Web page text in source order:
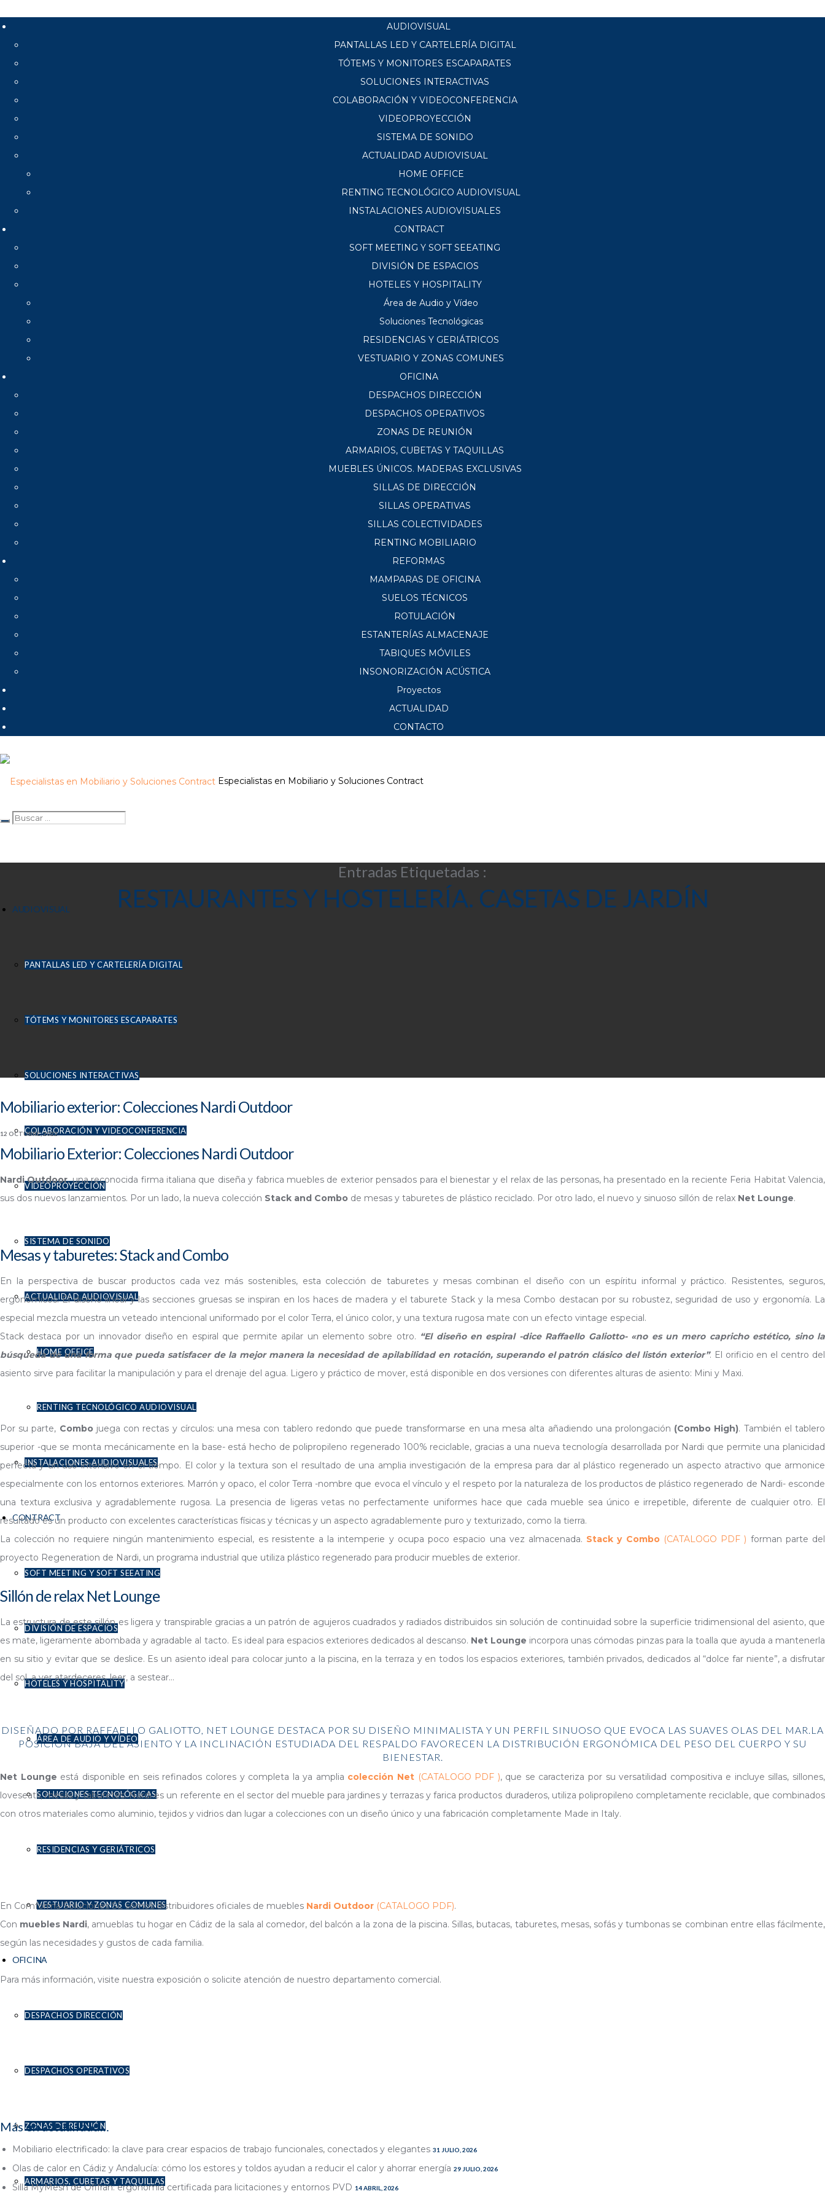
AUDIOVISUAL
PANTALLAS LED Y CARTELERÍA DIGITAL
TÓTEMS Y MONITORES ESCAPARATES
SOLUCIONES INTERACTIVAS
COLABORACIÓN Y VIDEOCONFERENCIA
VIDEOPROYECCIÓN
SISTEMA DE SONIDO
ACTUALIDAD AUDIOVISUAL
HOME OFFICE
RENTING TECNOLÓGICO AUDIOVISUAL
INSTALACIONES AUDIOVISUALES
CONTRACT
SOFT MEETING Y SOFT SEEATING
DIVISIÓN DE ESPACIOS
HOTELES Y HOSPITALITY
Área de Audio y Vídeo
Soluciones Tecnológicas
RESIDENCIAS Y GERIÁTRICOS
VESTUARIO Y ZONAS COMUNES
OFICINA
DESPACHOS DIRECCIÓN
DESPACHOS OPERATIVOS
ZONAS DE REUNIÓN
ARMARIOS, CUBETAS Y TAQUILLAS
MUEBLES ÚNICOS. MADERAS EXCLUSIVAS
SILLAS DE DIRECCIÓN
SILLAS OPERATIVAS
SILLAS COLECTIVIDADES
RENTING MOBILIARIO
REFORMAS
MAMPARAS DE OFICINA
SUELOS TÉCNICOS
ROTULACIÓN
ESTANTERÍAS ALMACENAJE
TABIQUES MÓVILES
INSONORIZACIÓN ACÚSTICA
Proyectos
ACTUALIDAD
CONTACTO
Especialistas en Mobiliario y Soluciones Contract
AUDIOVISUAL
PANTALLAS LED Y CARTELERÍA DIGITAL
TÓTEMS Y MONITORES ESCAPARATES
SOLUCIONES INTERACTIVAS
COLABORACIÓN Y VIDEOCONFERENCIA
VIDEOPROYECCIÓN
SISTEMA DE SONIDO
ACTUALIDAD AUDIOVISUAL
HOME OFFICE
RENTING TECNOLÓGICO AUDIOVISUAL
INSTALACIONES AUDIOVISUALES
CONTRACT
SOFT MEETING Y SOFT SEEATING
DIVISIÓN DE ESPACIOS
HOTELES Y HOSPITALITY
ÁREA DE AUDIO Y VÍDEO
SOLUCIONES TECNOLÓGICAS
RESIDENCIAS Y GERIÁTRICOS
VESTUARIO Y ZONAS COMUNES
OFICINA
DESPACHOS DIRECCIÓN
DESPACHOS OPERATIVOS
ZONAS DE REUNIÓN
ARMARIOS, CUBETAS Y TAQUILLAS
Entradas Etiquetadas :
RESTAURANTES Y HOSTELERÍA. CASETAS DE JARDÍN
Mobiliario exterior: Colecciones Nardi Outdoor
12 OCTUBRE, 2022
Mobiliario Exterior: Colecciones Nardi Outdoor
Nardi Outdoor, una reconocida firma italiana que diseña y fabrica muebles de exterior pensados para el bienestar y el relax de las personas, ha presentado en la reciente Feria Habitat Valencia,
sus dos nuevos lanzamientos. Por un lado, la nueva colección Stack and Combo de mesas y taburetes de plástico reciclado. Por otro lado, el nuevo y sinuoso sillón de relax Net Lounge.
Mesas y taburetes: Stack and Combo
En la perspectiva de buscar productos cada vez más sostenibles, esta colección de taburetes y mesas combinan el diseño con un espíritu informal y práctico. Resistentes, seguros,
ergonómicos. El diseño lineal y las secciones gruesas se inspiran en los haces de madera y el taburete Stack y la mesa Combo destacan por su robustez, seguridad de uso y ergonomía. La
especial mezcla muestra un veteado intencional uniformado por el color Terra, el único color, y una textura rugosa mate con un efecto vintage especial.
Stack destaca por un innovador diseño en espiral que permite apilar un elemento sobre otro. “El diseño en espiral -dice Raffaello Galiotto- «no es un mero capricho estético, sino la
búsqueda de una forma que pueda satisfacer de la mejor manera la necesidad de apilabilidad en rotación, superando el patrón clásico del listón exterior”. El orificio en el centro del
asiento sirve para facilitar la manipulación y para el drenaje del agua. Ligero y práctico de mover, está disponible en dos versiones con diferentes alturas de asiento: Mini y Maxi.
Por su parte, Combo juega con rectas y círculos: una mesa con tablero redondo que puede transformarse en una mesa alta añadiendo una prolongación (Combo High). También el tablero
superior -que se monta mecánicamente en la base- está hecho de polipropileno regenerado 100% reciclable, gracias a una nueva tecnología desarrollada por Nardi que permite una planicidad
perfecta y un uso intensivo en el tiempo. El color y la textura son el resultado de una amplia investigación de la empresa para dar al plástico regenerado un aspecto atractivo que armonice
especialmente con los entornos exteriores. Marrón y opaco, el color Terra -nombre que evoca el vínculo y el respeto por la naturaleza de los productos de plástico regenerado de Nardi- esconde
una textura exclusiva y agradablemente rugosa. La presencia de ligeras vetas no perfectamente uniformes hace que cada mueble sea único e irrepetible, diferente de cualquier otro. El
resultado es un producto con excelentes características físicas y técnicas y un aspecto agradablemente puro y texturizado, como la tierra.
La colección no requiere ningún mantenimiento especial, es resistente a la intemperie y ocupa poco espacio una vez almacenada. Stack y Combo(CATALOGO PDF ) forman parte del
proyecto Regeneration de Nardi, un programa industrial que utiliza plástico regenerado para producir muebles de exterior.
Sillón de relax Net Lounge
La estructura de este sillón es ligera y transpirable gracias a un patrón de agujeros cuadrados y radiados distribuidos sin solución de continuidad sobre la superficie tridimensional del asiento, que
es mate, ligeramente abombada y agradable al tacto. Es ideal para espacios exteriores dedicados al descanso. Net Lounge incorpora unas cómodas pinzas para la toalla que ayuda a mantenerla
en su sitio y evitar que se deslice. Es un asiento ideal para colocar junto a la piscina, en la terraza y en todos los espacios exteriores, también privados, dedicados al “dolce far niente”, a disfrutar
del sol, a ver atardeceres, leer, a sestear…
DISEÑADO POR RAFFAELLO GALIOTTO, NET LOUNGE DESTACA POR SU DISEÑO MINIMALISTA Y UN PERFIL SINUOSO QUE EVOCA LAS SUAVES OLAS DEL MAR.LA
POSICIÓN BAJA DEL ASIENTO Y LA INCLINACIÓN ESTUDIADA DEL RESPALDO FAVORECEN LA DISTRIBUCIÓN ERGONÓMICA DEL PESO DEL CUERPO Y SU
BIENESTAR.
Net Lounge está disponible en seis refinados colores y completa la ya amplia colección Net (CATALOGO PDF ), que se caracteriza por su versatilidad compositiva e incluye sillas, sillones,
loveseats, mesas y taburetes. Nardi es un referente en el sector del mueble para jardines y terrazas y farica productos duraderos, utiliza polipropileno completamente reciclable, que combinados
con otros materiales como aluminio, tejidos y vidrios dan lugar a colecciones con un diseño único y una fabricación completamente Made in Italy.
En Comforma Soluciones SL somos distribuidores oficiales de muebles Nardi Outdoor (CATALOGO PDF).
Con muebles Nardi, amueblas tu hogar en Cádiz de la sala al comedor, del balcón a la zona de la piscina. Sillas, butacas, taburetes, mesas, sofás y tumbonas se combinan entre ellas fácilmente,
según las necesidades y gustos de cada familia.
Para más información, visite nuestra exposición o solicite atención de nuestro departamento comercial.
Más en actualidad…
Mobiliario electrificado: la clave para crear espacios de trabajo funcionales, conectados y elegantes 31 JULIO, 2026
Olas de calor en Cádiz y Andalucía: cómo los estores y toldos ayudan a reducir el calor y ahorrar energía 29 JULIO, 2026
Silla MyMesh de Ofifran: ergonomía certificada para licitaciones y entornos PVD 14 ABRIL, 2026